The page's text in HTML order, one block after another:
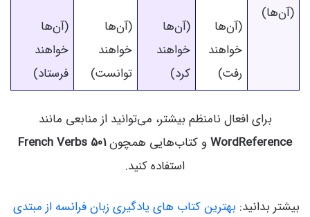
(آن‌ها)
(آن‌ها
خواهند
رفت)
(آن‌ها
خواهند
کرد)
(آن‌ها
خواهند
توانست)
(آن‌ها
خواهند
فرستاد)
برای افعال نامنظم بیشتر، می‌توانید از منابعی مانند
WordReferenceو کتاب‌هایی همچون501 French Verbs
استفاده کنید.
بیشتر بدانید: بهترین کتاب های یادگیری زبان فرانسه از مبتدی